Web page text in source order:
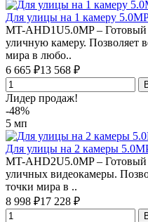
Для улицы на 1 камеру
MT-AHD1U5.0MP –
уличную камеру. Позволяет
мира в любо..
6 665 ₽13 568 ₽
Лидер продаж!
-48%
5 мп
Для улицы на 2 камеры
MT-AHD2U5.0MP – Готовый
уличных видеокамеры.
точки мира в ..
8 998 ₽17 228 ₽